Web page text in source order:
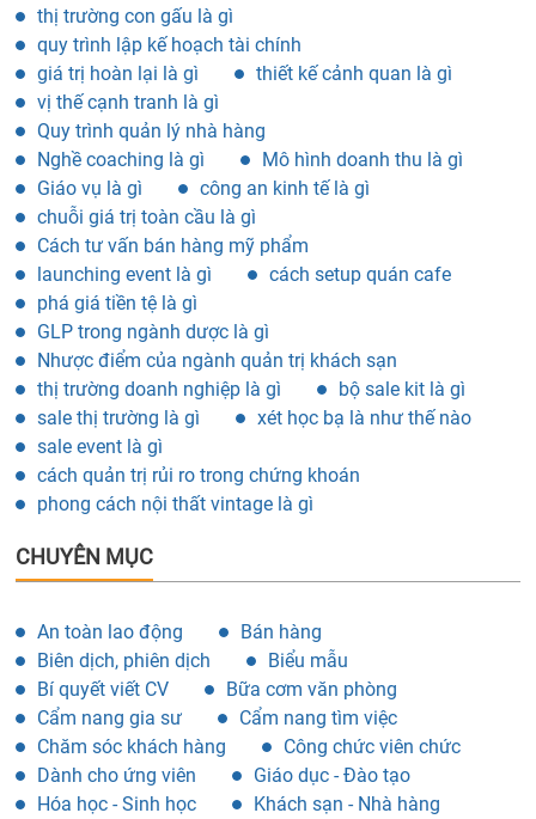
thị trường con gấu là gì
quy trình lập kế hoạch tài chính
giá trị hoàn lại là gì
thiết kế cảnh quan là gì
vị thế cạnh tranh là gì
Quy trình quản lý nhà hàng
Nghề coaching là gì
Mô hình doanh thu là gì
Giáo vụ là gì
công an kinh tế là gì
chuỗi giá trị toàn cầu là gì
Cách tư vấn bán hàng mỹ phẩm
launching event là gì
cách setup quán cafe
phá giá tiền tệ là gì
GLP trong ngành dược là gì
Nhược điểm của ngành quản trị khách sạn
thị trường doanh nghiệp là gì
bộ sale kit là gì
sale thị trường là gì
xét học bạ là như thế nào
sale event là gì
cách quản trị rủi ro trong chứng khoán
phong cách nội thất vintage là gì
CHUYÊN MỤC
An toàn lao động
Bán hàng
Biên dịch, phiên dịch
Biểu mẫu
Bí quyết viết CV
Bữa cơm văn phòng
Cẩm nang gia sư
Cẩm nang tìm việc
Chăm sóc khách hàng
Công chức viên chức
Dành cho ứng viên
Giáo dục - Đào tạo
Hóa học - Sinh học
Khách sạn - Nhà hàng